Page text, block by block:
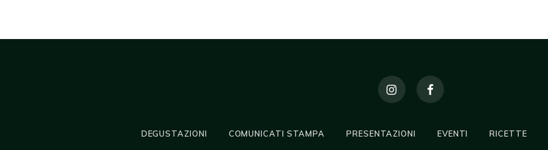
DEGUSTAZIONI COMUNICATI STAMPA PRESENTAZIONI EVENTI RICETTE